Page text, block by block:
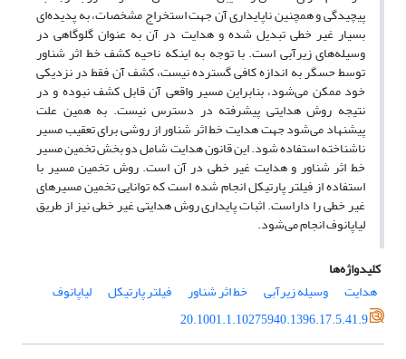
پیچیدگی و همچنین ناپایداری آن جهت استخراج مشخصات، به پدیده‌ای
بسیار غیر خطی تبدیل شده و هدایت در آن به عنوان گلوگاهی در
وسیله‌های زیرآبی است. با توجه به اینکه ناحیه کشف خط اثر شناور
توسط حسگر به اندازه کافی گسترده نیست، کشف آن فقط در نزدیکی
خود ممکن می‌شود، بنابراین مسیر واقعی آن قابل کشف نبوده و در
نتیجه روش هدایتی پیشرفته در دسترس نیست. به همین علت
پیشنهاد می‌شود جهت هدایت خط اثر شناور از روشی برای تعقیب مسیر
ناشناخته استفاده شود. این قانون هدایت شامل دو بخش تخمین مسیر
خط اثر شناور و هدایت غیر خطی در آن است. روش تخمین مسیر با
استفاده از فیلتر پارتیکل انجام شده است که توانایی تخمین مسیرهای
غیر خطی را داراست. اثبات پایداری روش هدایتی غیر خطی نیز از طریق
لیاپانوف انجام می‌شود.
کلیدواژه‌ها
هدایت
وسیله زیرآبی خط اثر شناور فیلتر پارتیکل
لیاپانوف
20.1001.1.10275940.1396.17.5.41.9